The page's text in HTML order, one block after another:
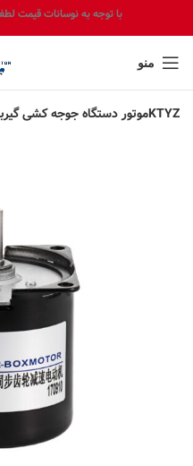
با توجه به نوسانات قیمت
منو
موتور دستگاه جوجه کشی گیربکس استیل 14وات 1دور 60KTYZ